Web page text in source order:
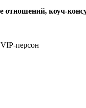
отношений, коуч-
персон